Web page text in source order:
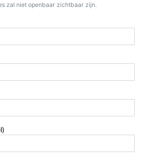
zal niet openbaar zichtbaar zijn.